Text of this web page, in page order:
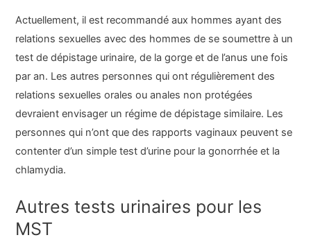
Actuellement, il est recommandé aux hommes ayant des
relations sexuelles avec des hommes de se soumettre à un
test de dépistage urinaire, de la gorge et de l’anus une fois
par an. Les autres personnes qui ont régulièrement des
relations sexuelles orales ou anales non protégées
devraient envisager un régime de dépistage similaire. Les
personnes qui n’ont que des rapports vaginaux peuvent se
contenter d’un simple test d’urine pour la gonorrhée et la
chlamydia.
Autres tests urinaires pour les
MST